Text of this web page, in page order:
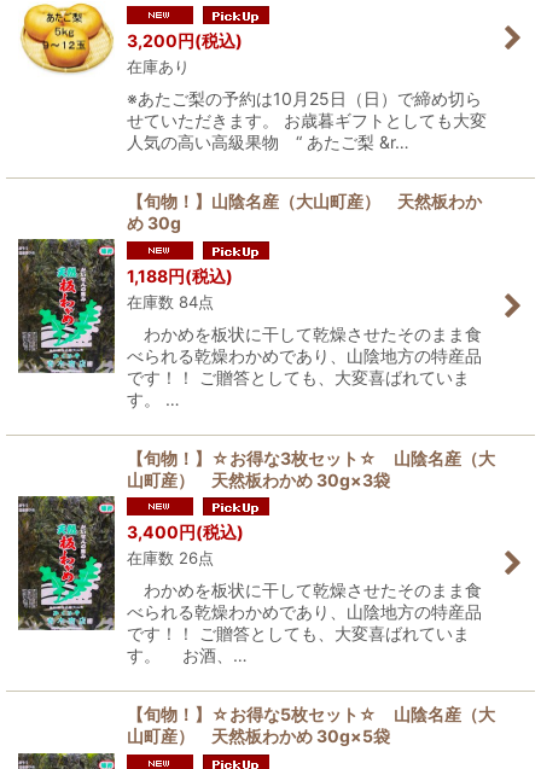
3,200円(税込)
在庫あり
※あたご梨の予約は10月25日（日）で締め切ら
せていただきます。 お歳暮ギフトとしても大変
人気の高い高級果物 “ あたご梨 &r…
【旬物！】山陰名産（大山町産） 天然板わか
め 30g
1,188円(税込)
在庫数 84点
わかめを板状に干して乾燥させたそのまま食
べられる乾燥わかめであり、山陰地方の特産品
です！！ ご贈答としても、大変喜ばれていま
す。 …
【旬物！】☆お得な3枚セット☆ 山陰名産（大
山町産） 天然板わかめ 30g×3袋
3,400 円(税込)
在庫数 26点
わかめを板状に干して乾燥させたそのまま食
べられる乾燥わかめであり、山陰地方の特産品
です！！ ご贈答としても、大変喜ばれていま
す。 お酒、…
【旬物！】☆お得な5枚セット☆ 山陰名産（大
山町産） 天然板わかめ 30g×5袋